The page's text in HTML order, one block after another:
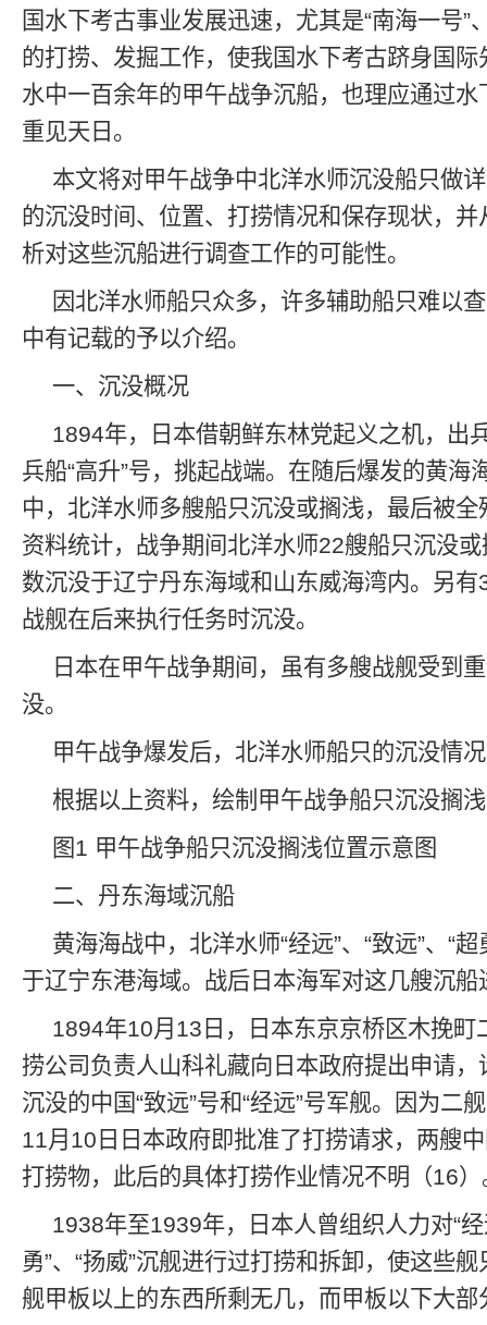
国水下考古事业发展迅速，尤其是“南海一号”
的打捞、发掘工作，使我国水下考古跻身国
水中一百余年的甲午战争沉船，也理应通过
重见天日。
本文将对甲午战争中北洋水师沉没船只做
的沉没时间、位置、打捞情况和保存现状，
析对这些沉船进行调查工作的可能性。
因北洋水师船只众多，许多辅助船只难以
中有记载的予以介绍。
一、沉没概况
1894年，日本借朝鲜东林党起义之机，出
兵船“高升”号，挑起战端。在随后爆发的黄海
中，北洋水师多艘船只沉没或搁浅，最后被
资料统计，战争期间北洋水师22艘船只沉没
数沉没于辽宁丹东海域和山东威海湾内。另
战舰在后来执行任务时沉没。
日本在甲午战争期间，虽有多艘战舰受到
没。
甲午战争爆发后，北洋水师船只的沉没情
根据以上资料，绘制甲午战争船只沉没搁
图1 甲午战争船只沉没搁浅位置示意图
二、丹东海域沉船
黄海海战中，北洋水师“经远”、“致远”、“超
于辽宁东港海域。战后日本海军对这几艘沉
1894年10月13日，日本东京京桥区木挽町
捞公司负责人山科礼藏向日本政府提出申请
沉没的中国“致远”号和“经远”号军舰。因为二
11月10日日本政府即批准了打捞请求，两艘
打捞物，此后的具体打捞作业情况不明（16）
1938年至1939年，日本人曾组织人力对“经
勇”、“扬威”沉舰进行过打捞和拆卸，使这些
舰甲板以上的东西所剩无几，而甲板以下大部